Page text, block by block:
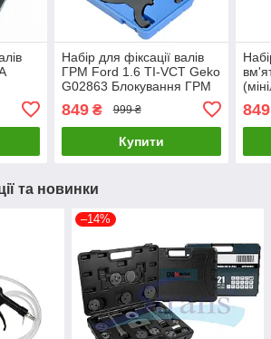
Набір для фіксації валів
ГРМ Ford 1.6 TI-VCT Geko
G02863 Блокування ГРМ
849₴ 999 ₴
Купити
849
та новинки
–14%